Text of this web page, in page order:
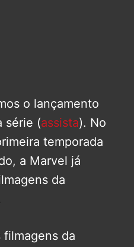
o lançamento
série (assista). No
temporada
a Marvel já
da
filmagens da